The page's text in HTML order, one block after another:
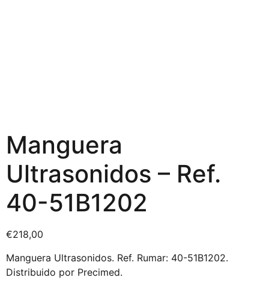
Manguera
Ultrasonidos – Ref.
40-51B1202
€218,00
Manguera Ultrasonidos. Ref. Rumar: 40-51B1202.
Distribuido por Precimed.